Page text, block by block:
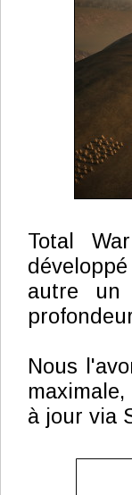
Total
autre
Nous
à jour via